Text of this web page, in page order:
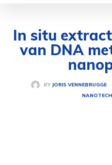
In situ
van DNA
BY JORIS VENNEBRUGGE